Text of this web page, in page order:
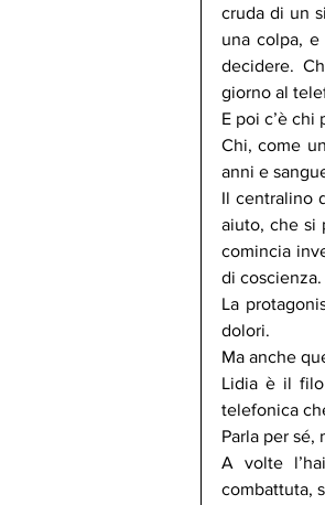
cruda di un
una colpa, e
decidere.
giorno al
E poi c’è chi
Chi, come
anni e
Il centralino
aiuto, che si
comincia
di coscienza.
La
dolori.
Ma anche
Lidia è il
telefonica
Parla per sé,
A volte
combattuta,